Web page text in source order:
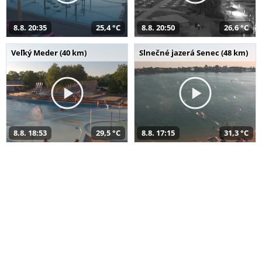
8.8. 20:35 25,4 °C 8.8. 20:50 26,6 °C
Veľký Meder (40 km)
8.8. 18:53 29,5 °C
Slnečné jazerá Senec (48 km)
8.8. 17:15 31,3 °C